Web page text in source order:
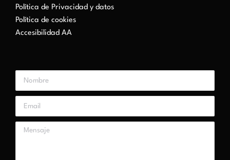
Política de Privacidad y datos
Política de cookies
Accesibilidad AA